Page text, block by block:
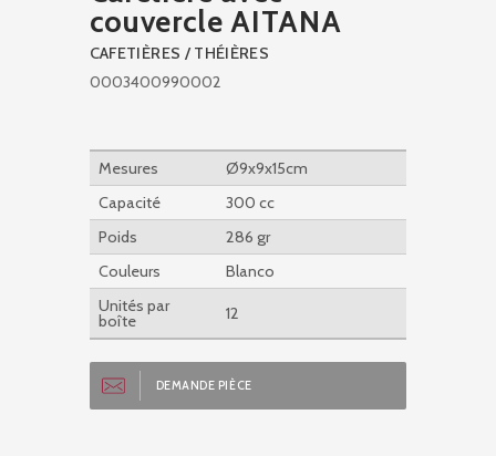
couvercle AITANA
CAFETIÈRES / THÉIÈRES
0003400990002
Mesures
Ø9x9x15cm
Capacité
300 cc
Poids
286 gr
Couleurs
Blanco
Unités par
boîte 12
DEMANDE PIÈCE